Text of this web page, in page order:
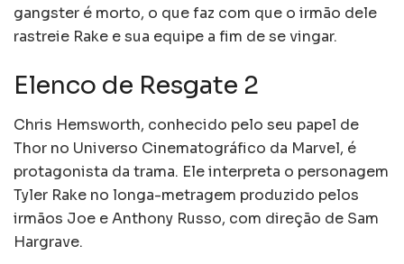
gangster é morto, o que faz com que o irmão dele
rastreie Rake e sua equipe a fim de se vingar.
Elenco de Resgate 2
Chris Hemsworth, conhecido pelo seu papel de
Thor no Universo Cinematográfico da Marvel, é
protagonista da trama. Ele interpreta o personagem
Tyler Rake no longa-metragem produzido pelos
irmãos Joe e Anthony Russo, com direção de Sam
Hargrave.